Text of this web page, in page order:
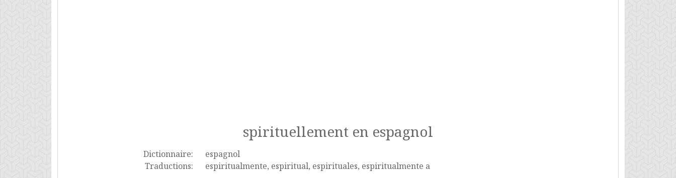
spirituellement en espagnol
Dictionnaire:
espagnol
Traductions:
espiritualmente, espiritual, espirituales, espiritualmente a